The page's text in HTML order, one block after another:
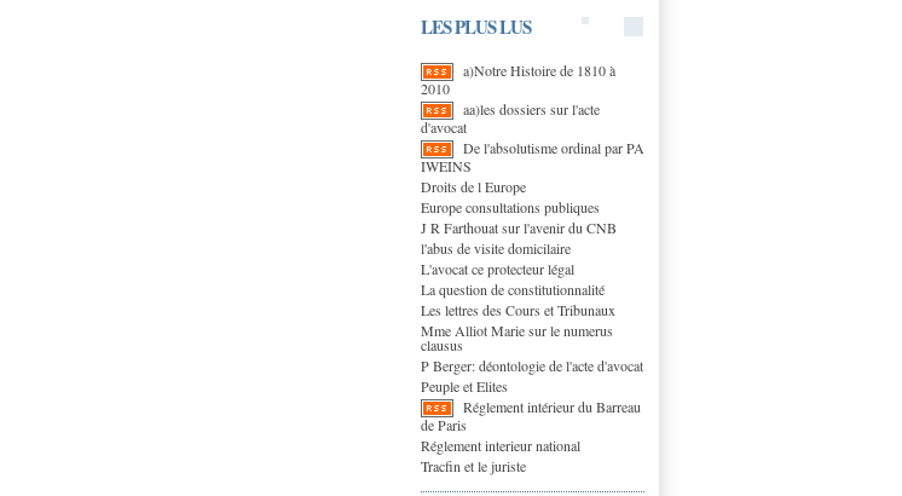
LES PLUS LUS
a)Notre Histoire de 1810 à
2010
aa)les dossiers sur l'acte
d'avocat
De l'absolutisme ordinal par PA
IWEINS
Droits de l Europe
Europe consultations publiques
J R Farthouat sur l'avenir du CNB
l'abus de visite domicilaire
L'avocat ce protecteur légal
La question de constitutionnalité
Les lettres des Cours et Tribunaux
Mme Alliot Marie sur le numerus
clausus
P Berger: déontologie de l'acte d'avocat
Peuple et Elites
Réglement intérieur du Barreau
de Paris
Réglement interieur national
Tracfin et le juriste